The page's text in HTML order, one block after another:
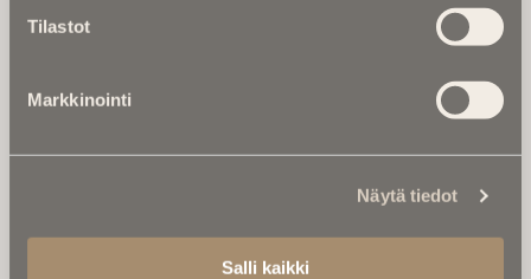
Tilastot
Markkinointi
Näytä tiedot
Salli kaikki
valtakunnallinen mediabrändi. Julkaisemme uusimmat
kuolinuutiset ja kuolintiedot.
Anna palautetta